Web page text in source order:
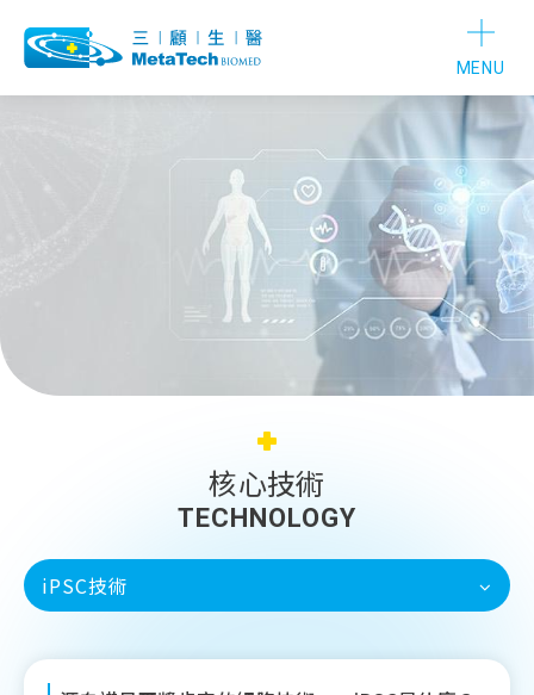
MENU
核心技術
TECHNOLOGY
iPSC技術